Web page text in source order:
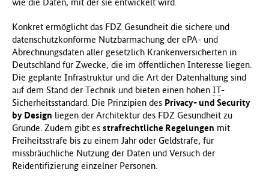
wie die Daten, mit der sie entwickelt wird.
Konkret ermöglicht das FDZ Gesundheit die sichere und
datenschutzkonforme Nutzbarmachung der ePA- und
Abrechnungsdaten aller gesetzlich Krankenversicherten in
Deutschland für Zwecke, die im öffentlichen Interesse liegen.
Die geplante Infrastruktur und die Art der Datenhaltung sind
auf dem Stand der Technik und bieten einen hohen IT-
Sicherheitsstandard. Die Prinzipien des Privacy- und Security
by Design liegen der Architektur des FDZ Gesundheit zu
Grunde. Zudem gibt es strafrechtliche Regelungen mit
Freiheitsstrafe bis zu einem Jahr oder Geldstrafe, für
missbräuchliche Nutzung der Daten und Versuch der
Reidentifizierung einzelner Personen.